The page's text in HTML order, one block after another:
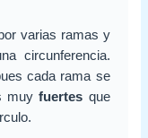
varias ramas y
circunferencia.
cada rama se
muyfuertes que